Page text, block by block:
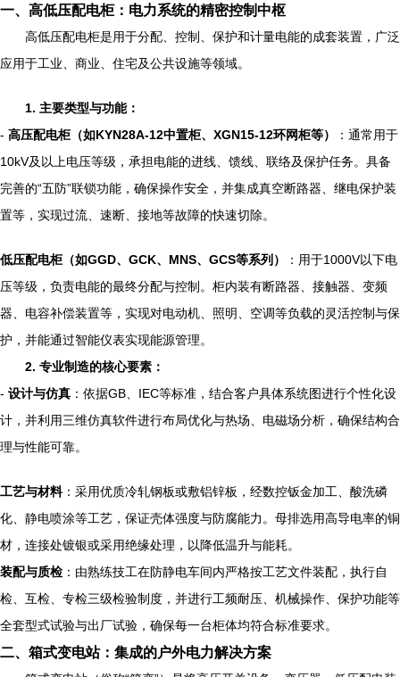
一、高低压配电柜：电力系统的精密控制中枢
高低压配电柜是用于分配、控制、保护和计量电能的成套装置，广泛
应用于工业、商业、住宅及公共设施等领域。
1. 主要类型与功能：
- 高压配电柜（如KYN28A-12中置柜、XGN15-12环网柜等）
：通常用于
10kV及以上电压等级，承担电能的进线、馈线、联络及保护任务。具备
完善的“五防”联锁功能，确保操作安全，并集成真空断路器、继电保护装
置等，实现过流、速断、接地等故障的快速切除。
低压配电柜（如GGD、GCK、MNS、GCS等系列）
：用于1000V以下电
压等级，负责电能的最终分配与控制。柜内装有断路器、接触器、变频
器、电容补偿装置等，实现对电动机、照明、空调等负载的灵活控制与保
护，并能通过智能仪表实现能源管理。
2. 专业制造的核心要素：
- 设计与仿真 ：依据GB、IEC等标准，结合客户具体系统图进行个性化设
计，并利用三维仿真软件进行布局优化与热场、电磁场分析，确保结构合
理与性能可靠。
工艺与材料：采用优质冷轧钢板或敷铝锌板，经数控钣金加工、酸洗磷
化、静电喷涂等工艺，保证壳体强度与防腐能力。母排选用高导电率的铜
材，连接处镀银或采用绝缘处理，以降低温升与能耗。
装配与质检：由熟练技工在防静电车间内严格按工艺文件装配，执行自
检、互检、专检三级检验制度，并进行工频耐压、机械操作、保护功能等
全套型式试验与出厂试验，确保每一台柜体均符合标准要求。
二、箱式变电站：集成的户外电力解决方案